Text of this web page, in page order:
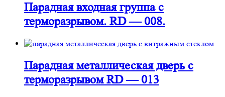
Парадная входная группа с
терморазрывом. RD — 008.
Парадная металлическая дверь с
терморазрывом RD — 013